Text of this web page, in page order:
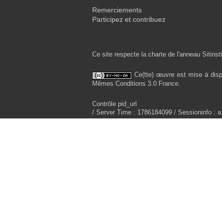
Remerciements
Participez et contribuez
Ce site respecte la charte de l'anneau
Ce(tte) œuvre est mise à
Mêmes Conditions 3.0 France.
Contrôle pid_url
/ Server Time : 1786184099 / Sessioninfo : a